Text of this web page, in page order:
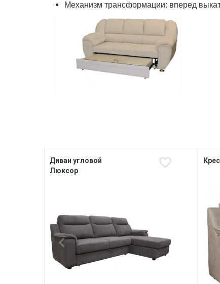
Механизм трансформации: вперед
Диван угловой
Люксор